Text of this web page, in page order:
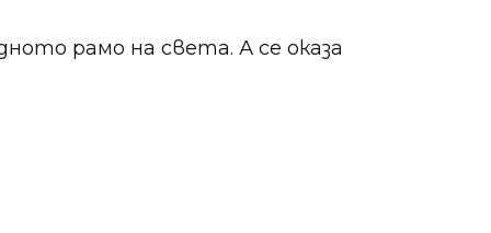
рамо на света. А се оказа